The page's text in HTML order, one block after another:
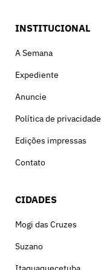
INSTITUCIONAL
A Semana
Expediente
Anuncie
Política de privacidade
Edições impressas
Contato
CIDADES
Mogi das Cruzes
Suzano